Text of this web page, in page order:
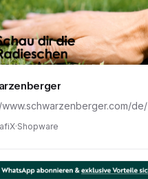
de/
·Shopware